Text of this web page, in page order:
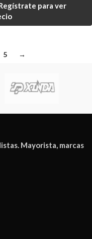
para ver
5 →
Mayorista, marcas